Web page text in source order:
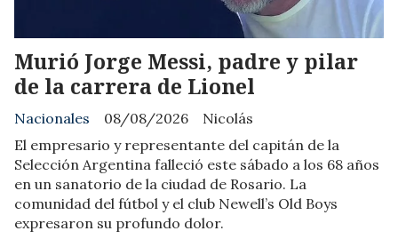
Murió Jorge Messi, padre y pilar
de la carrera de Lionel
Nicolás
Nacionales
08/08/2026
El empresario y representante del capitán de la
Selección Argentina falleció este sábado a los 68 años
en un sanatorio de la ciudad de Rosario. La
comunidad del fútbol y el club Newell’s Old Boys
expresaron su profundo dolor.